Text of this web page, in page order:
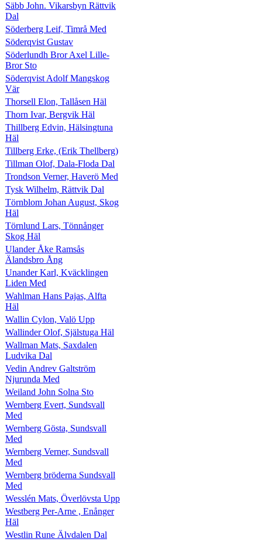
Säbb John. Vikarsbyn Rättvik
Dal
Söderberg Leif, Timrå Med
Söderqvist Gustav
Söderlundh Bror Axel Lille-
Bror Sto
Söderqvist Adolf Mangskog
Vär
Thorsell Elon, Tallåsen Häl
Thorn Ivar, Bergvik Häl
Thillberg Edvin, Hälsingtuna
Häl
Tillberg Erke, (Erik Thellberg)
Tillman Olof, Dala-Floda Dal
Trondson Verner, Haverö Med
Tysk Wilhelm, Rättvik Dal
Törnblom Johan August, Skog
Häl
Törnlund Lars, Tönnånger
Skog Häl
Ulander Åke Ramsås
Älandsbro Ång
Unander Karl, Kväcklingen
Liden Med
Wahlman Hans Pajas, Alfta
Häl
Wallin Cylon, Valö Upp
Wallinder Olof, Själstuga Häl
Wallman Mats, Saxdalen
Ludvika Dal
Vedin Andrev Galtström
Njurunda Med
Weiland John Solna Sto
Wernberg Evert, Sundsvall
Med
Wernberg Gösta, Sundsvall
Med
Wernberg Verner, Sundsvall
Med
Wernberg bröderna Sundsvall
Med
Wesslén Mats, Överlövsta Upp
Westberg Per-Arne , Enånger
Häl
Westlin Rune Älvdalen Dal